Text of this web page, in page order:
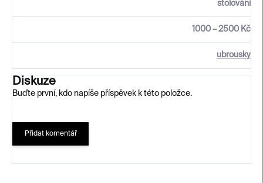
stolování
1000 – 2500 Kč
ubrousky
Diskuze
Buďte první, kdo napíše příspěvek k této položce.
Přidat komentář